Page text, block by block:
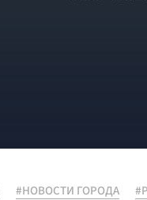
#НОВОСТИ ГОРОДА